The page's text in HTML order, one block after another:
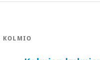
KOLMIO